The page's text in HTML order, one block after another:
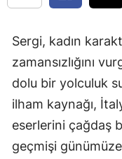
Sergi, kadın
zamansızlığını
dolu bir yolculuk
ilham kaynağı,
eserlerini çağdaş
geçmişi